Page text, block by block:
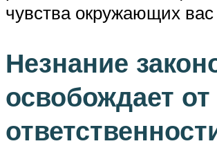
чувства окружающих
Незнание
освобождает от